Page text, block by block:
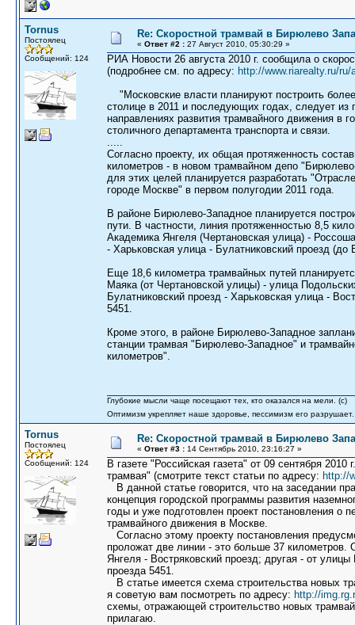
Tornus
Постоялец
Сообщений: 124
Re: Скоростной трамвай в Бирюлево
« Ответ #2 : 27 Август 2010, 05:30:29 »
РИА Новости 26 августа 2010 г. сообщила о
(подробнее см. по адресу: http://www.riarealty.ru/
"Московские власти планируют построить
столице в 2011 и последующих годах, следует из
направлениях развития трамвайного движения в
столичного департамента транспорта и связи.
.....
Согласно проекту, их общая протяженность
километров - в новом трамвайном депо
для этих целей планируется разработать
городе Москве" в первом полугодии 2011 года.
В районе Бирюлево-Западное планируется
пути. В частности, линия протяженностью 8,5
Академика Янгеля (Чертановская улица) -
- Харьковская улица - Булатниковский проезд (до
Еще 18,6 километра трамвайных путей
Маяка (от Чертановской улицы) - улица
Булатниковский проезд - Харьковская улица -
5451.
Кроме этого, в районе Бирюлево-Западное
станции трамвая "Бирюлево-Западное" и
километров".
Глубокие мысли чаще посещают тех, кто оказался на мели. (c)
Оптимизм укрепляет наше здоровье, пессимизм его
Tornus
Постоялец
Сообщений: 124
Re: Скоростной трамвай в Бирюлево
« Ответ #3 : 14 Сентябрь 2010, 23:16:27 »
В газете "Российская газета" от 09 сентября
трамвая" (смотрите текст статьи по адресу: http://
В данной статье говорится, что на заседании
концепция городской программы развития
годы и уже подготовлен проект постановления о
трамвайного движения в Москве.
Согласно этому проекту постановления
проложат две линии - это больше 37
Янгеля - Востряковский проезд; другая - от
проезда 5451.
В статье имеется схема строительства новых
я советую вам посмотреть по адресу: http://
схемы, отражающей строительство новых
прилагаю.